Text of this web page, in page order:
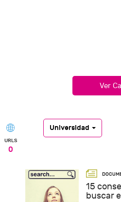
URLS
0
Universidad
15
buscar